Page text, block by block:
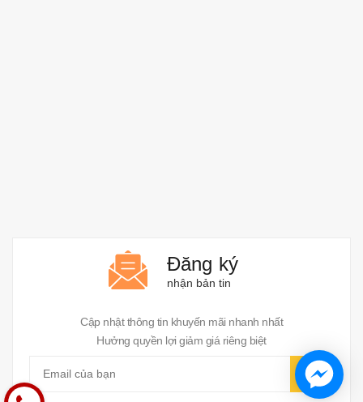
Đăng ký
nhận bản tin
Cập nhật thông tin khuyến mãi nhanh nhất
Hưởng quyền lợi giảm giá riêng biệt